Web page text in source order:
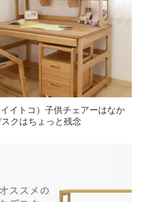
イトコ）子供チェアーはなか
クはちょっと残念